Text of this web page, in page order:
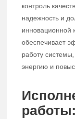
контроль
надежность и
инновационной
обеспечивает
работу
энергию и
работы: